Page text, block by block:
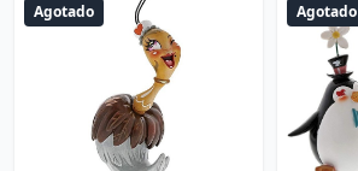
Agotado Agotado